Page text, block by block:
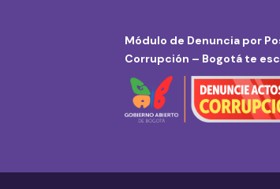
Módulo de Denuncia por
Corrupción – Bogotá te